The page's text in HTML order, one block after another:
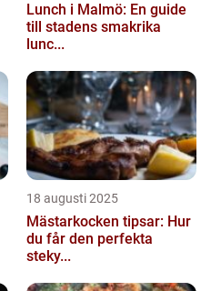
Lunch i Malmö: En guide
till stadens smakrika
lunc...
18 augusti 2025
Mästarkocken tipsar: Hur
du får den perfekta
steky...